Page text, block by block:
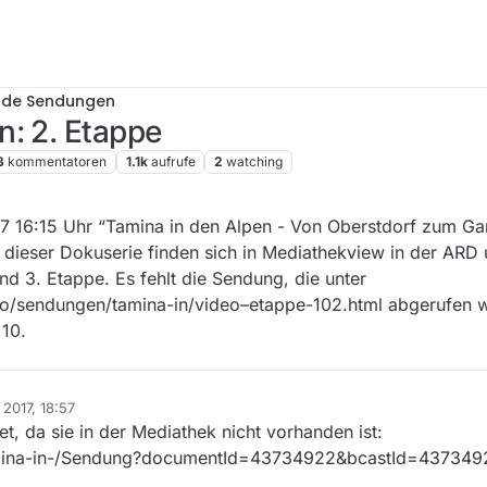
Sendungen
2. Etappe
kommentatoren 1.1k aufrufe 2 watching
16:15 Uhr “Tamina in den Alpen - Von Oberstdorf zum
Dokuserie finden sich in Mediathekview in der ARD
3. Etappe. Es fehlt die Sendung, die unter
tamina-in/video–etappe-102.html abgerufen
18:57
da sie in der Mediathek nicht vorhanden ist:
in-/